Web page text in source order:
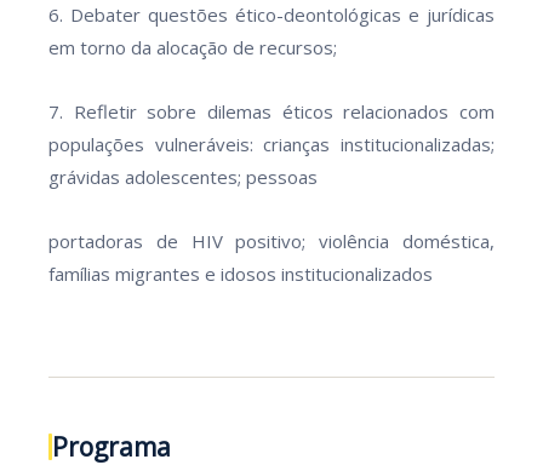
6. Debater questões ético-deontológicas e jurídicas
em torno da alocação de recursos;
7. Refletir sobre dilemas éticos relacionados com
populações vulneráveis: crianças institucionalizadas;
grávidas adolescentes; pessoas
portadoras de HIV positivo; violência doméstica,
famílias migrantes e idosos institucionalizados
Programa